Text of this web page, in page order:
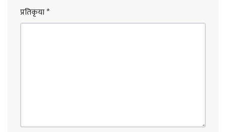
प्रतिकृया*